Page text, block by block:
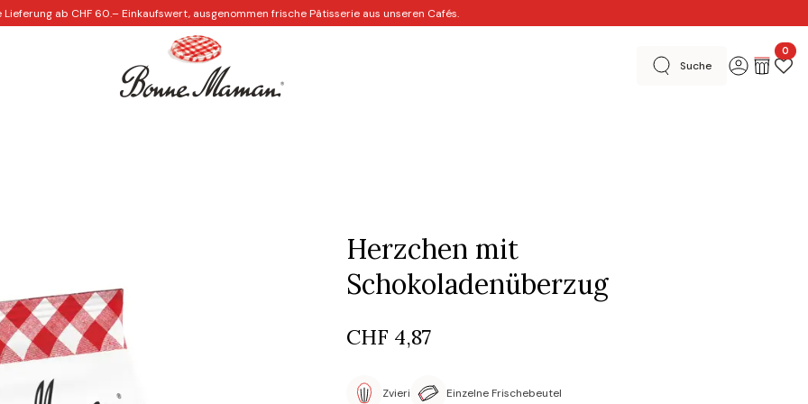
Lieferung ab CHF 60.– Einkaufswert, ausgenommen frische Pâtisserie aus unseren Cafés.
Suche
0
Herzchen mit
Schokoladenüberzug
CHF 4,87
Zvieri Einzelne Frischebeutel